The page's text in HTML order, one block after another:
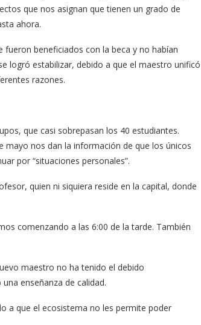
que nos asignan que tienen un grado de
ahora.
beneficiados con la beca y no habían
logró estabilizar, debido a que el maestro unificó
razones.
que casi sobrepasan los 40 estudiantes.
mayo nos dan la información de que los únicos
por “situaciones personales”.
quien ni siquiera reside en la capital, donde
comenzando a las 6:00 de la tarde. También
maestro no ha tenido el debido
enseñanza de calidad.
a que el ecosistema no les permite poder